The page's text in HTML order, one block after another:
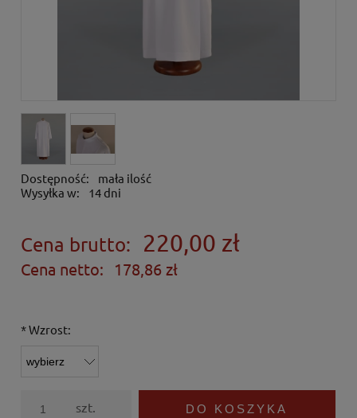
Dostępność:
mała ilość
Wysyłka w:
14 dni
Cena brutto: 220,00 zł
Cena netto: 178,86 zł
*Wzrost:
szt. DO KOSZYKA